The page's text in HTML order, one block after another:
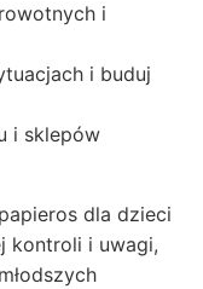
i
i buduj
i sklepów
dla dzieci
kontroli i uwagi,